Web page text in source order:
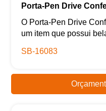
Porta-Pen Drive
O Porta-Pen Drive
um item que possui
SB-16083